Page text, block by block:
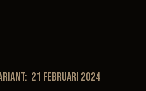
21 februari 2024